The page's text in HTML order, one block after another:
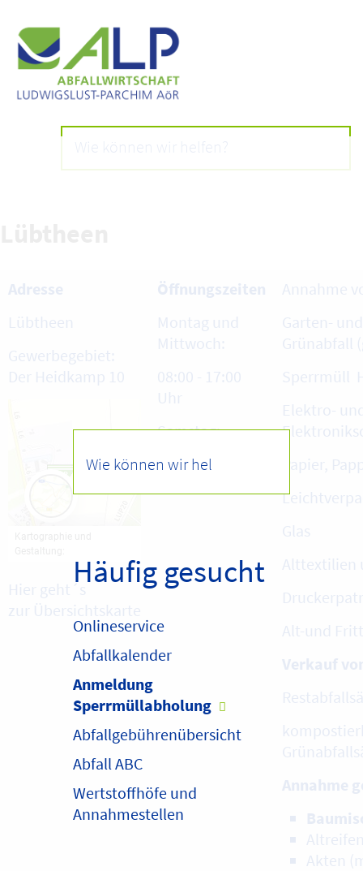
Häufig gesucht
Onlineservice
Abfallkalender
Anmeldung
Sperrmüllabholung
Abfallgebührenübersicht
Abfall ABC
Wertstoffhöfe und
Annahmestellen
Adresse
Lübtheen
Gewerbegebiet:
Der Heidkamp 10
Hier geht´s
zur Übersichtskarte
Öffnungszeiten
Montag und
Mittwoch:
08:00 - 17:00
Uhr
Samstag:
09:00 - 13:00
Annahme
Garten- und
Grünabfall (
Sperrmüll
Elektro-
Papier,
Glas
Alttextilien
Alt-und
Verkauf
Annahme
Akten